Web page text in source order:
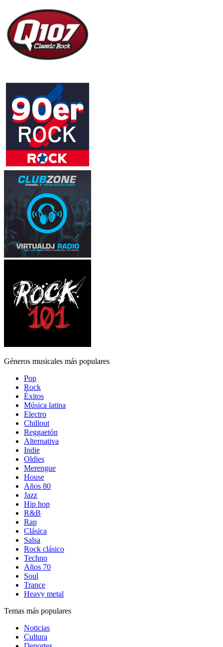
Géneros musicales más populares
Pop
Rock
Éxitos
Música latina
Electro
Chillout
Reggaetón
Alternativa
Indie
Oldies
Merengue
House
Años 80
Jazz
Hip hop
R&B
Rap
Clásica
Salsa
Rock clásico
Techno
Años 70
Soul
Trance
Heavy metal
Temas más populares
Noticias
Cultura